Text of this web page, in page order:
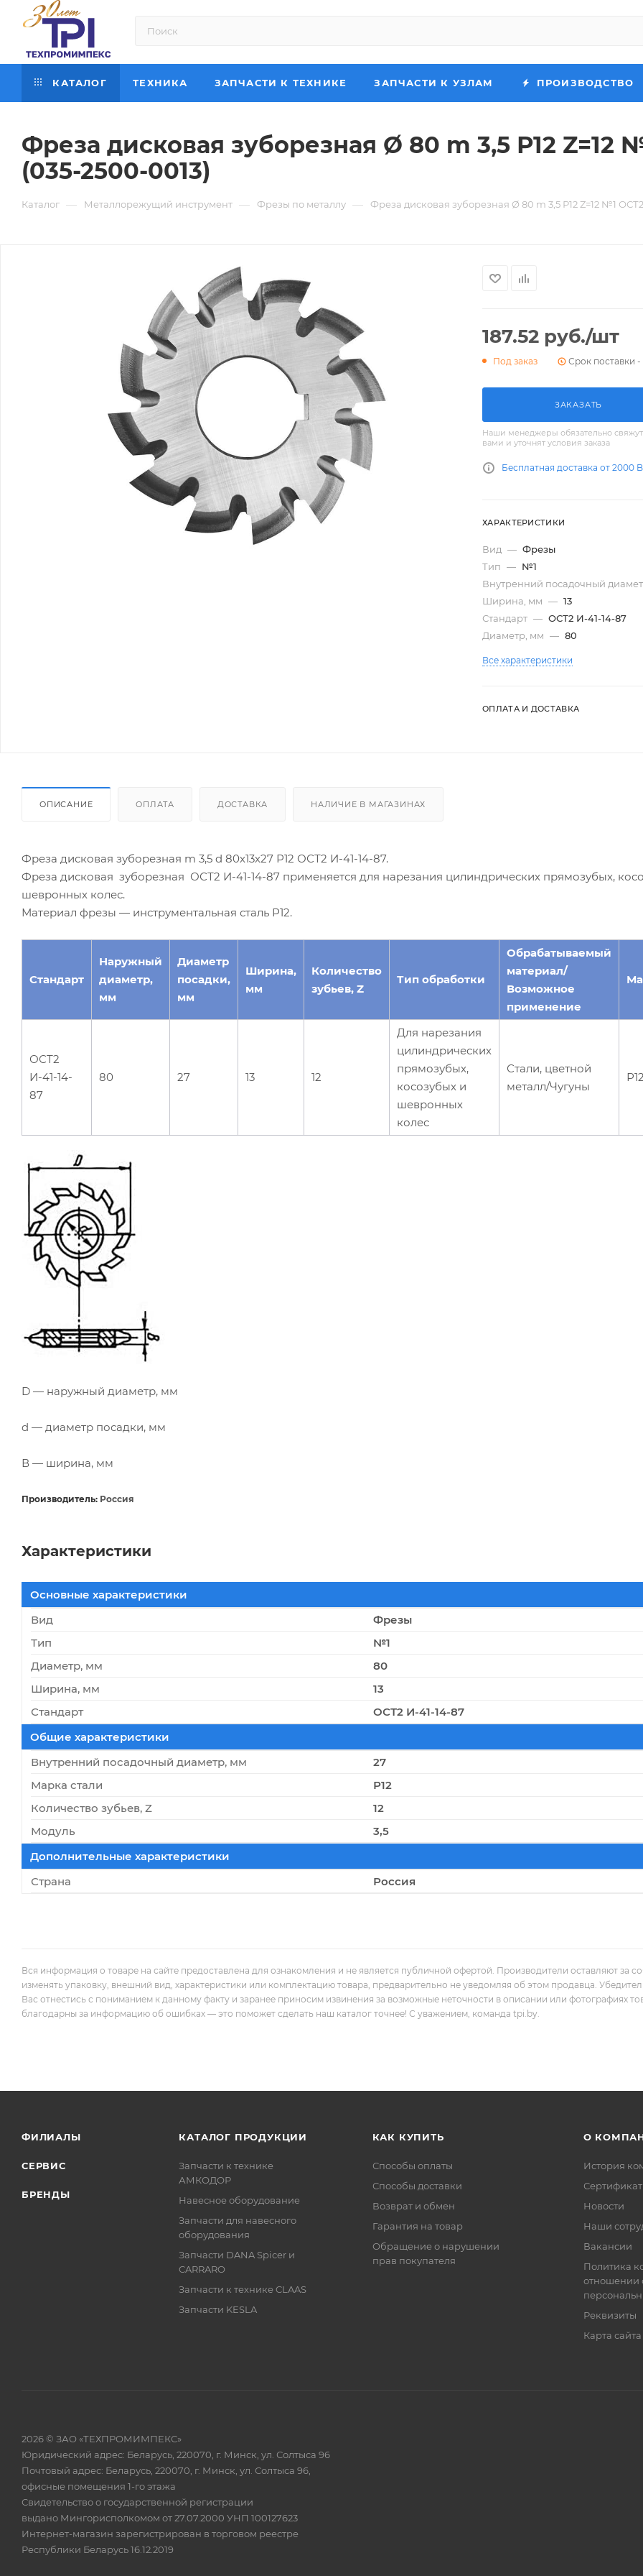
КАТАЛОГ ТЕХНИКА ЗАПЧАСТИ К ТЕХНИКЕ ЗАПЧАСТИ К УЗЛАМ ПРОИЗВОДСТВО
Фреза дисковая зуборезная Ø 80 m 3,5 Р12 Z=12
(035-2500-0013)
Каталог — Металлорежущий инструмент — Фрезы по металлу — Фреза дисковая зуборезная Ø 80 m 3,5 Р12 Z=12 №1
187.52 руб./шт
Под заказ Срок поставки -
ЗАКАЗАТЬ
Наши менеджеры обязательно
вами и уточнят условия заказа
Бесплатная доставка от 2000
ХАРАКТЕРИСТИКИ
Вид — Фрезы
Тип — №1
Внутренний посадочный
Ширина, мм — 13
Стандарт — ОСТ2 И-41-14-87
Диаметр, мм — 80
Все характеристики
ОПЛАТА И ДОСТАВКА
ОПИСАНИЕ ОПЛАТА ДОСТАВКА НАЛИЧИЕ В МАГАЗИНАХ
Фреза дисковая зуборезная m 3,5 d 80х13х27 Р12 ОСТ2 И-41-14-87.
Фреза дисковая зуборезная ОСТ2 И-41-14-87 применяется для нарезания цилиндрических прямозубых,
шевронных колес.
Материал фрезы — инструментальная сталь Р12.
Стандарт
Наружный
диаметр,
мм
Диаметр
посадки,
мм
Ширина,
мм
Количество
зубьев, Z
Тип обработки
Обрабатываемый
материал/
Возможное
применение
ОСТ2
И-41-14-
87
80 27 13 12
Для нарезания
цилиндрических
прямозубых,
косозубых и
шевронных
колес
Стали, цветной
металл/Чугуны
Р12
D — наружный диаметр, мм
d — диаметр посадки, мм
В — ширина, мм
Производитель: Россия
Характеристики
Основные характеристики
Вид
Фрезы
Тип
№1
Диаметр, мм
80
Ширина, мм
13
Стандарт
ОСТ2 И-41-14-87
Общие характеристики
Внутренний посадочный диаметр, мм
27
Марка стали
Р12
Количество зубьев, Z
12
Модуль
3,5
Дополнительные характеристики
Страна
Россия
Вся информация о товаре на сайте предоставлена для ознакомления и не является публичной офертой. Производители оставляют за
изменять упаковку, внешний вид, характеристики или комплектацию товара, предварительно не уведомляя об этом продавца.
Вас отнестись с пониманием к данному факту и заранее приносим извинения за возможные неточности в описании или фотографиях
благодарны за информацию об ошибках — это поможет сделать наш каталог точнее! С уважением, команда tpi.by.
ФИЛИАЛЫ
СЕРВИС
БРЕНДЫ
КАТАЛОГ ПРОДУКЦИИ
Запчасти к технике
АМКОДОР
Навесное оборудование
Запчасти для навесного
оборудования
Запчасти DANA Spicer и
CARRARO
Запчасти к технике CLAAS
Запчасти KESLA
КАК КУПИТЬ
Способы оплаты
Способы доставки
Возврат и обмен
Гарантия на товар
Обращение о нарушении
прав покупателя
О
История
Новости
Наши
Вакансии
Политика
отношении
Реквизиты
Карта сайта
2026 © ЗАО «ТЕХПРОМИМПЕКС»
Юридический адрес: Беларусь, 220070, г. Минск, ул. Солтыса 96
Почтовый адрес: Беларусь, 220070, г. Минск, ул. Солтыса 96,
офисные помещения 1-го этажа
Свидетельство о государственной регистрации
выдано Мингорисполкомом от 27.07.2000 УНП 100127623
Интернет-магазин зарегистрирован в торговом реестре
Республики Беларусь 16.12.2019